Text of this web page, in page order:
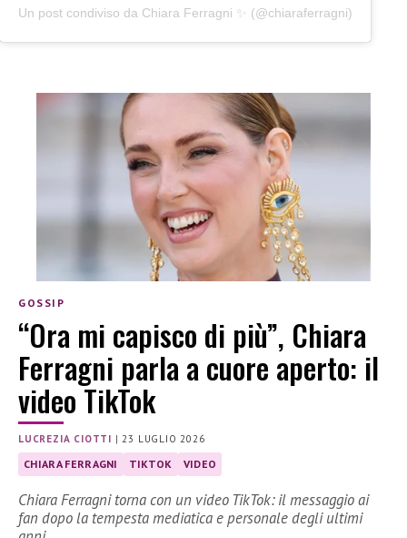
Un post condiviso da Chiara Ferragni ✨ (@chiaraferragni)
GOSSIP
“Ora mi capisco di più”, Chiara
Ferragni parla a cuore aperto: il
video TikTok
LUCREZIA CIOTTI | 23 LUGLIO 2026
CHIARA FERRAGNI TIKTOK VIDEO
Chiara Ferragni torna con un video TikTok: il messaggio ai
fan dopo la tempesta mediatica e personale degli ultimi